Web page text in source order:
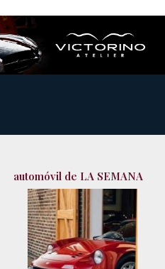
automóvil de LA SEMANA